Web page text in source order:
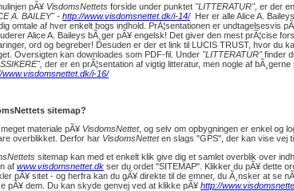
pÃ¥ VisdomsNettets forside under punktet "LITTERATUR", er der
A. BAILEY" - http://www.visdomsnettet.dk/i-14/Her er alle Alice A.
omtale af hver enkelt bogs indhold. PrÃ¦sentationen er undtagelsesvis
Alice A. Baileys bÃ¸ger pÃ¥ engelsk! Det giver den mest prÃ¦cise
ord og begreber! Desuden er der et link til LUCIS TRUST, hvor du
Oversigten kan downloades som PDF-fil. Under "LITTERATUR"finder
der er en prÃ¦sentation af vigtig litteratur, men nogle af
www.visdomsnettet.dk/i-16/
sitemap?
materiale pÃ¥ VisdomsNettet, og selv om opbygningen er enkel og
overblikket. Derfor har VisdomsNetteten slags "GPS", der kan vise vej
sitemap kan med et enkelt klik give dig et samlet overblik over
af www.visdomsnettet.dk ser du ordet "SITEMAP". Klikker du pÃ¥ dette
pÃ¥ sitet - og herfra kan du gÃ¥ direkte til de emner, du Ã¸nsker at se
pÃ¥ dem. Du kan skyde genvej ved at klikke pÃ¥ http://